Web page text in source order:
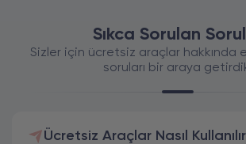
Sıkca Sorulan
Sizler için ücretsiz araçlar hakkında
soruları bir araya
Ücretsiz Araçlar Nasıl